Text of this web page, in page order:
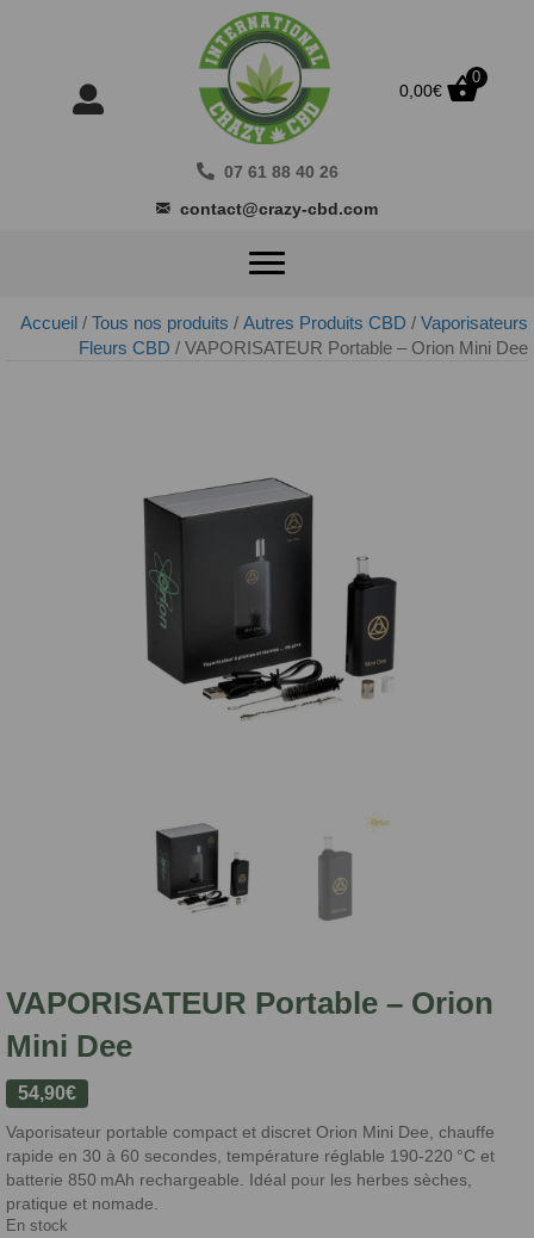
0,00€
0
07 61 88 40 26
contact@crazy-cbd.com
Accueil / Tous nos produits / Autres Produits CBD / Vaporisateurs
Fleurs CBD / VAPORISATEUR Portable – Orion Mini Dee
VAPORISATEUR Portable – Orion
Mini Dee
54,90€
Vaporisateur portable compact et discret Orion Mini Dee, chauffe
rapide en 30 à 60 secondes, température réglable 190‑220 °C et
batterie 850 mAh rechargeable. Idéal pour les herbes sèches,
pratique et nomade.
En stock